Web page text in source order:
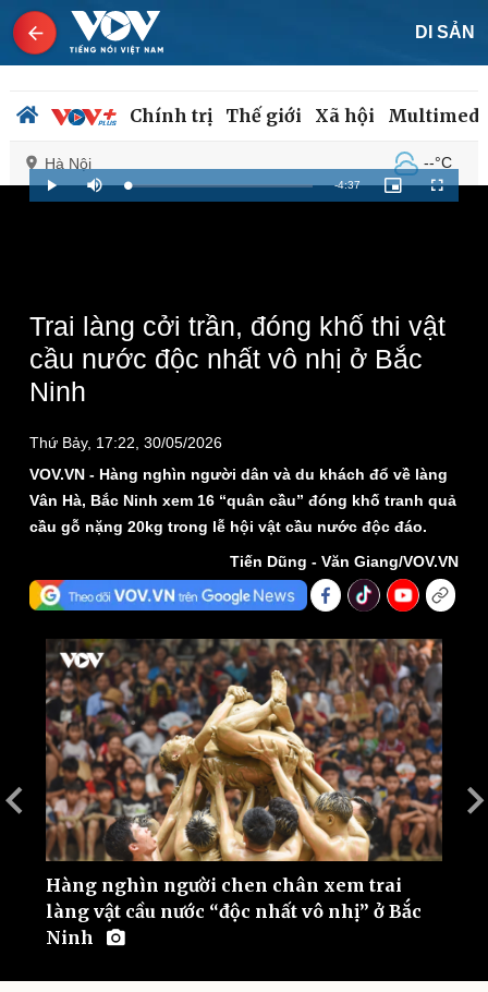
DI SẢN
Chính trị Thế giới Xã hội
Hà Nội --°C
Tổ chức nhân sự
Quốc hội
Nhận diện sự thật
Dự báo thời tiết
Giáo dục
Dấu ấn VOV
Thế giới
Quan sát
Cuộc sống đó đây
Hồ sơ
Multimedia
Video
Ảnh
E-Magazine
Infographic
Play Mute Loaded:
2.13%
Remaining
-4:37
Picture-
in-
Fullscreen
Trai làng cởi trần, đóng khố thi vật
cầu nước độc nhất vô nhị ở Bắc
Ninh
Thứ Bảy, 17:22, 30/05/2026
VOV.VN - Hàng nghìn người dân và du khách đổ về làng
Vân Hà, Bắc Ninh xem 16 “quân cầu” đóng khố tranh quả
cầu gỗ nặng 20kg trong lễ hội vật cầu nước độc đáo.
Tiến Dũng - Văn Giang/VOV.VN
Hàng nghìn người chen chân xem trai
làng vật cầu nước “độc nhất vô nhị” ở Bắc
Ninh